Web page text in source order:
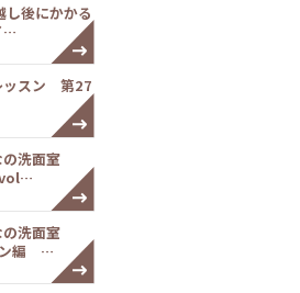
後にかかる
…
ッスン 第27
洗面室
洗面室
ン編 …